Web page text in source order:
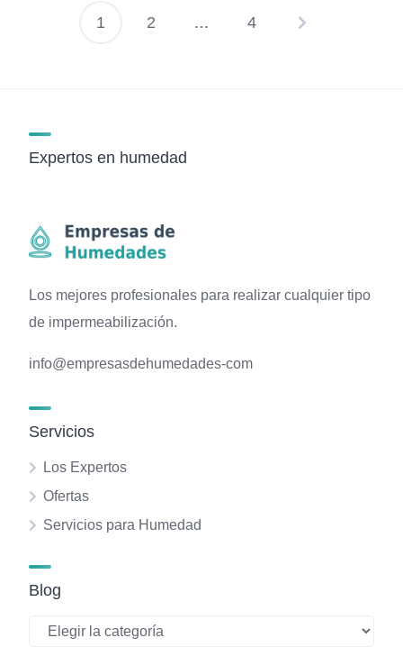
1 2 … 4
Expertos en humedad
Los mejores profesionales para realizar cualquier tipo
de impermeabilización.
info@empresasdehumedades-com
Servicios
Los Expertos
Ofertas
Servicios para Humedad
Blog
Blog